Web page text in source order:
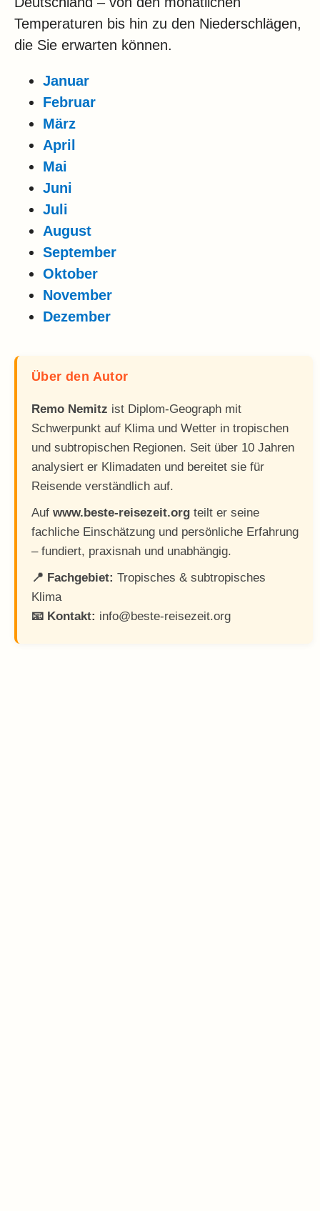
Temperaturen bis hin zu den Niederschlägen,
die Sie erwarten können.
Januar
Februar
März
April
Mai
Juni
Juli
August
September
Oktober
November
Dezember
Über den Autor
Remo Nemitz ist Diplom-Geograph mit
Schwerpunkt auf Klima und Wetter in tropischen
und subtropischen Regionen. Seit über 10 Jahren
analysiert er Klimadaten und bereitet sie für
Reisende verständlich auf.
Auf www.beste-reisezeit.org teilt er seine
fachliche Einschätzung und persönliche Erfahrung
– fundiert, praxisnah und unabhängig.
📍 Fachgebiet: Tropisches & subtropisches
Klima
📧 Kontakt: info@beste-reisezeit.org